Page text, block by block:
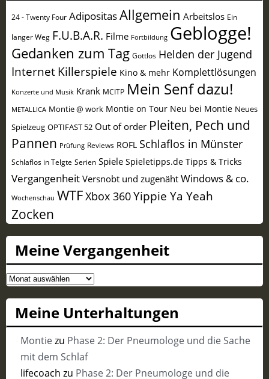
24 - Twenty Four AdipositasAllgemein Arbeitslos Ein
langer Weg F.U.B.A.R. Filme Fortbildung Geblogge!
Gedanken zum Tag Gottlos Helden der Jugend
Internet Killerspiele Kino & mehr Komplettlösungen
Konzerte und Musik Krank MCITP Mein Senf dazu!
METALLICA Montie @ work Montie on Tour Neu bei Montie Neues
Spielzeug OPTIFAST 52 Out of order Pleiten, Pech und
Pannen Prüfung Reviews ROFL Schlaflos in Münster
Schlaflos in Telgte Serien Spiele Spieletipps.de Tipps & Tricks
Vergangenheit Versnobt und zugenäht Windows & co.
Wochenschau WTFXbox 360Yippie Ya Yeah
Zocken
Meine Vergangenheit
Meine
Vergangenheit
Meine Unterhaltungen
Montiezu Phase 2: Der Pneumologe und die Sache
mit dem Schlaf
lifecoach zu Phase 2: Der Pneumologe und die